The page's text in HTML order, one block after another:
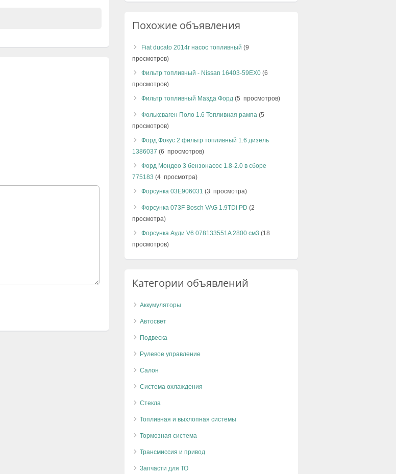
Похожие объявления
Fiat ducato 2014г насос топливный (9
просмотров)
Фильтр топливный - Nissan 16403-59EX0 (6
просмотров)
Фильтр топливный Мазда Форд (5 просмотров)
Фольксваген Поло 1.6 Топливная рампа (5
просмотров)
Форд Фокус 2 фильтр топливный 1.6 дизель
1386037 (6 просмотров)
Форд Мондео 3 бензонасос 1.8-2.0 в сборе
775183 (4 просмотра)
Форсунка 03E906031 (3 просмотра)
Форсунка 073F Bosch VAG 1.9TDi PD (2
просмотра)
Форсунка Ауди V6 078133551A 2800 см3 (18
просмотров)
Категории объявлений
Аккумуляторы
Автосвет
Подвеска
Рулевое управление
Салон
Система охлаждения
Стекла
Топливная и выхлопная системы
Тормозная система
Трансмиссия и привод
Запчасти для ТО